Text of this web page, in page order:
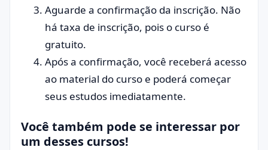
Aguarde a confirmação da inscrição. Não
há taxa de inscrição, pois o curso é
gratuito.
Após a confirmação, você receberá acesso
ao material do curso e poderá começar
seus estudos imediatamente.
Você também pode se interessar por
um desses cursos!